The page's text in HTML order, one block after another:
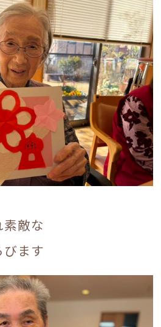
敵な
ます
学についてはこちら